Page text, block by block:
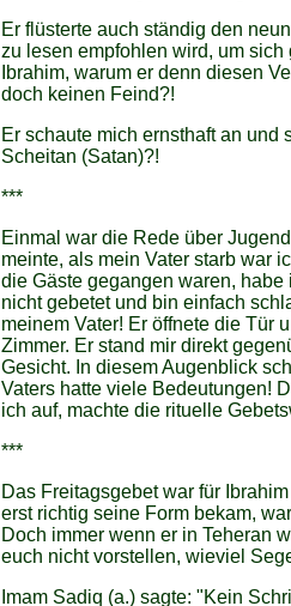
Er flüsterte auch ständig den
zu lesen empfohlen wird, um
Ibrahim, warum er denn diesen
doch keinen Feind?!
Er schaute mich ernsthaft an
Scheitan (Satan)?!
***
Einmal war die Rede über
meinte, als mein Vater starb war
die Gäste gegangen waren,
nicht gebetet und bin einfach
meinem Vater! Er öffnete die Tür
Zimmer. Er stand mir direkt
Gesicht. In diesem Augenblick
Vaters hatte viele Bedeutungen!
ich auf, machte die rituelle
***
Das Freitagsgebet war für
erst richtig seine Form bekam,
Doch immer wenn er in Teheran
euch nicht vorstellen, wieviel
Imam Sadiq (a.) sagte: "Kein